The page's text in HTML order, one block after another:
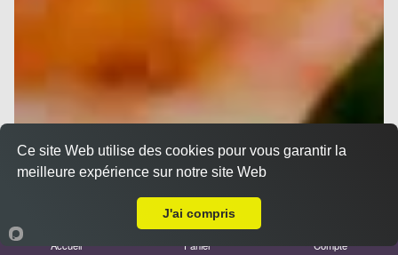
Accueil Panier Compte
Ce site Web utilise des cookies pour vous garantir la
meilleure expérience sur notre site Web
J'ai compris